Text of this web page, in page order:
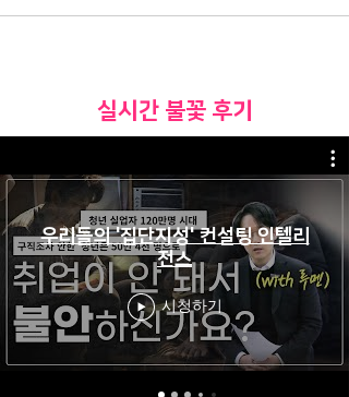
​실시간 불꽃 후기
우리들의 '집단지성' 컨설팅 인텔리
전스
시청하기